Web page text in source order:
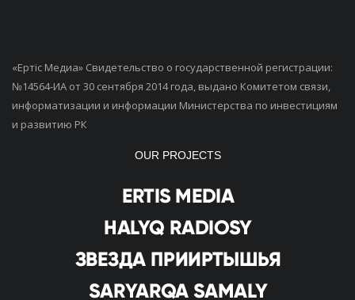
«Ертiс Медиа» Свидетельство о государственной регистрации:
№14564-ИА от 30 сентября 2014 года, выдано Комитетом связи,
информатизации и информации Министерства по инвестициям
и развитию РК
OUR PROJECTS